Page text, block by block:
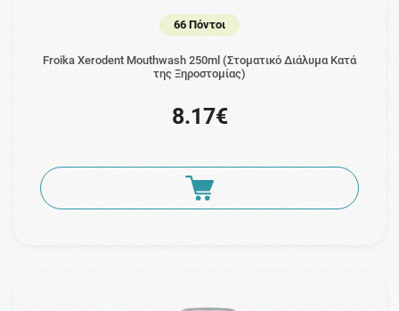
66 Πόντοι
Froika Xerodent Mouthwash 250ml (Στοματικό Διάλυμα Κατά
της Ξηροστομίας)
8.17€